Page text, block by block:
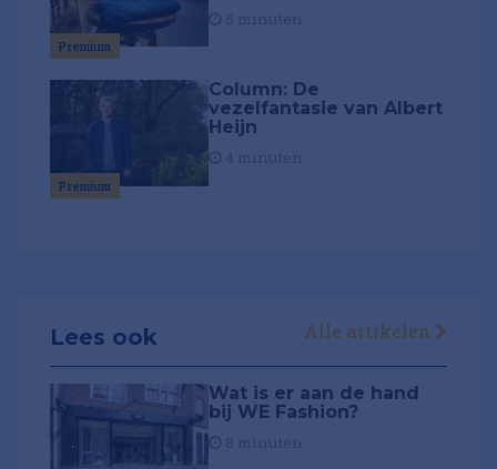
Premium
Premium
Column: De
vezelfantasie van Albert
Heijn
Lees ook Alle artikelen
Wat is er aan de hand
bij WE Fashion?